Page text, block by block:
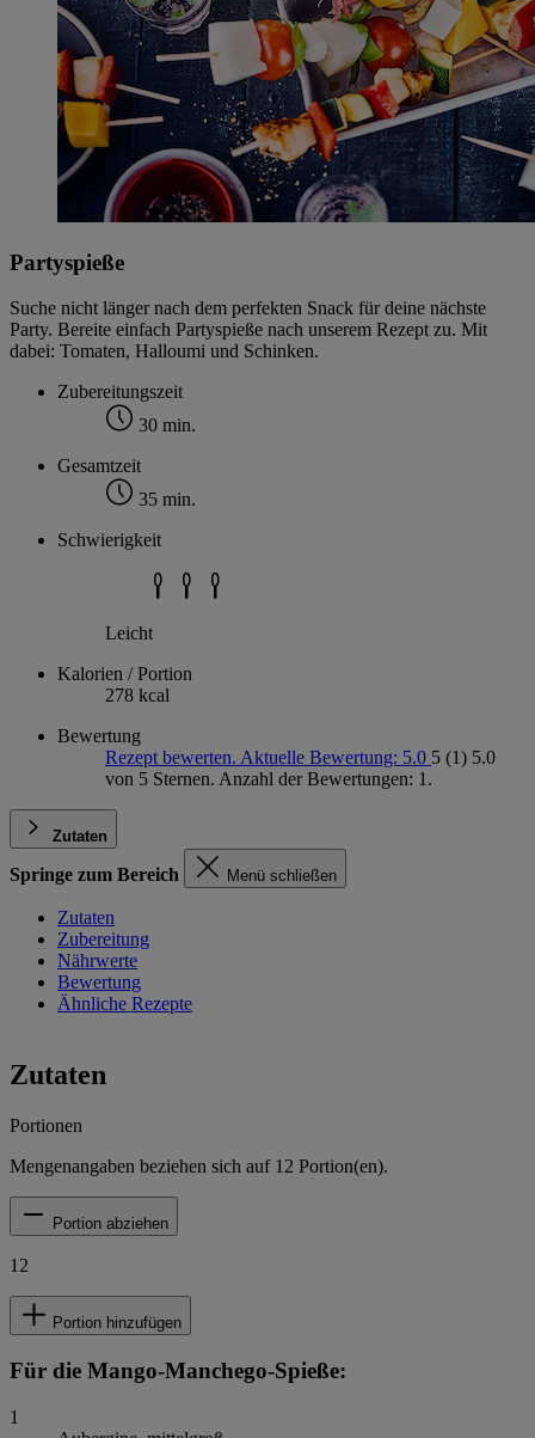
Partyspieße
Suche nicht länger nach dem perfekten Snack für deine nächste
Party. Bereite einfach Partyspieße nach unserem Rezept zu. Mit
dabei: Tomaten, Halloumi und Schinken.
Zubereitungszeit
30 min.
Gesamtzeit
35 min.
Schwierigkeit
Leicht
Kalorien / Portion
278 kcal
Bewertung
Rezept bewerten. Aktuelle Bewertung: 5.0 5 (1) 5.0
von 5 Sternen. Anzahl der Bewertungen: 1.
Zutaten
Springe zum Bereich Menü schließen
Zutaten
Zubereitung
Nährwerte
Bewertung
Ähnliche Rezepte
Zutaten
Portionen
Mengenangaben beziehen sich auf 12 Portion(en).
Portion abziehen
12
Portion hinzufügen
Für die Mango-Manchego-Spieße:
1